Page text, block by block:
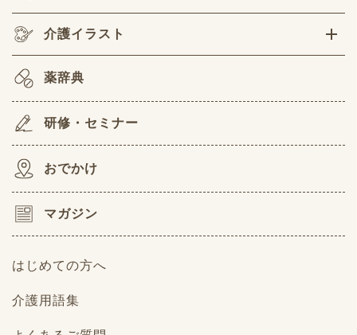
介護イラスト
薬辞典
研修・セミナー
おでかけ
マガジン
はじめての方へ
介護用語集